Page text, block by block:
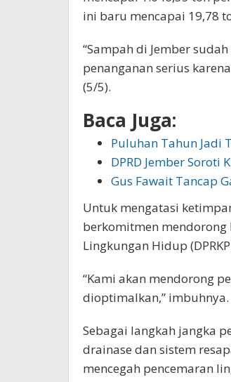
ini baru mencapai 19,78
“Sampah di Jember
penanganan serius
(5/5).
Baca Juga:
Puluhan Tahun Jadi
DPRD Jember
Gus Fawait Tancap
Untuk mengatasi
berkomitmen mendorong
Lingkungan Hidup
“Kami akan mendorong
dioptimalkan,” imbuhnya.
Sebagai langkah jangka
drainase dan sistem
mencegah pencemaran